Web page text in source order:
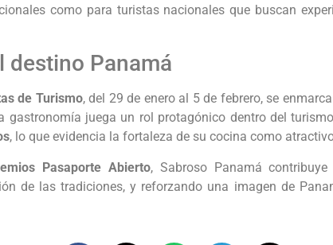
como para turistas nacionales que buscan
destino Panamá
de Turismo, del 29 de enero al 5 de febrero, se
juega un rol protagónico dentro del
, lo que evidencia la fortaleza de su cocina como
Pasaporte Abierto, Sabroso Panamá
de las tradiciones, y reforzando una imagen de